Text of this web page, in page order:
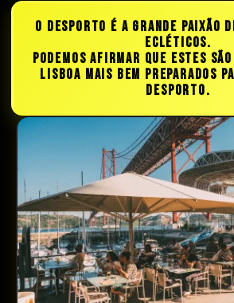
MEMBRO
EVENTOS
TOCA FORA PARA FECHAR
O DESPORTO É A GRANDE PAIXÃO
ECLÉTICOS.
PODEMOS AFIRMAR QUE ESTES
LISBOA MAIS BEM PREPARADOS
DESPORTO.